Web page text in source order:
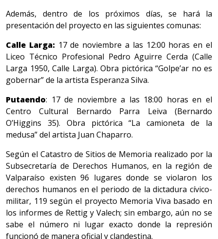
Además, dentro de los próximos días, se hará la
presentación del proyecto en las siguientes comunas:
Calle Larga: 17 de noviembre a las 12:00 horas en el
Liceo Técnico Profesional Pedro Aguirre Cerda (Calle
Larga 1950, Calle Larga). Obra pictórica “Golpe’ar no es
gobernar” de la artista Esperanza Silva.
Putaendo: 17 de noviembre a las 18:00 horas en el
Centro Cultural Bernardo Parra Leiva (Bernardo
O’Higgins 35). Obra pictórica “La camioneta de la
medusa” del artista Juan Chaparro.
Según el Catastro de Sitios de Memoria realizado por la
Subsecretaría de Derechos Humanos, en la región de
Valparaíso existen 96 lugares donde se violaron los
derechos humanos en el periodo de la dictadura cívico-
militar, 119 según el proyecto Memoria Viva basado en
los informes de Rettig y Valech; sin embargo, aún no se
sabe el número ni lugar exacto donde la represión
funcionó de manera oficial y clandestina.